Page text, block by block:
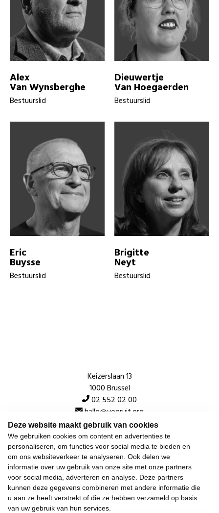
Deze website maakt gebruik van cookies
We gebruiken cookies om content en advertenties te
personaliseren, om functies voor social media te bieden en
om ons websiteverkeer te analyseren. Ook delen we
informatie over uw gebruik van onze site met onze partners
voor social media, adverteren en analyse. Deze partners
kunnen deze gegevens combineren met andere informatie die
u aan ze heeft verstrekt of die ze hebben verzameld op basis
van uw gebruik van hun services.
Alex
Van Wynsberghe
Bestuurslid
Dieuwertje
Van Hoegaerden
Bestuurslid
Eric
Buysse
Bestuurslid
Brigitte
Neyt
Bestuurslid
Keizerslaan 13
1000 Brussel
02 552 02 00
hallo@vooruit.org
Snel
Over de beweging
Algemeen